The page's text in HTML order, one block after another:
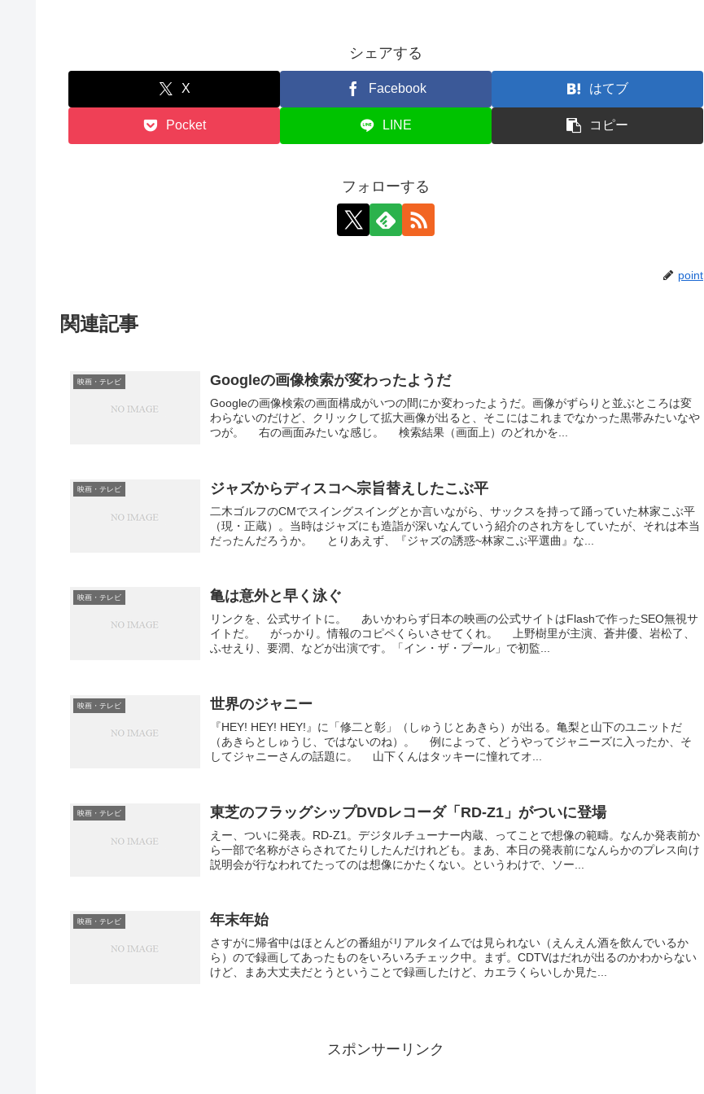
シェアする
X Facebook はてブ
Pocket LINE コピー
フォローする
point
関連記事
映画・テレビ Googleの画像検索が変わったようだ
Googleの画像検索の画面構成がいつの間にか変わったようだ。画像がずらりと並ぶところは変
わらないのだけど、クリックして拡大画像が出ると、そこにはこれまでなかった黒帯みたいなや
つが。 右の画面みたいな感じ。 検索結果（画面上）のどれかを...
映画・テレビ ジャズからディスコへ宗旨替えしたこぶ平
二木ゴルフのCMでスイングスイングとか言いながら、サックスを持って踊っていた林家こぶ平
（現・正蔵）。当時はジャズにも造詣が深いなんていう紹介のされ方をしていたが、それは本当
だったんだろうか。 とりあえず、『ジャズの誘惑~林家こぶ平選曲』な...
映画・テレビ 亀は意外と早く泳ぐ
リンクを、公式サイトに。 あいかわらず日本の映画の公式サイトはFlashで作ったSEO無視サ
イトだ。 がっかり。情報のコピペくらいさせてくれ。 上野樹里が主演、蒼井優、岩松了、
ふせえり、要潤、などが出演です。「イン・ザ・プール」で初監...
映画・テレビ 世界のジャニー
『HEY! HEY! HEY!』に「修二と彰」（しゅうじとあきら）が出る。亀梨と山下のユニットだ
（あきらとしゅうじ、ではないのね）。 例によって、どうやってジャニーズに入ったか、そ
してジャニーさんの話題に。 山下くんはタッキーに憧れてオ...
映画・テレビ 東芝のフラッグシップDVDレコーダ「RD-Z1」がついに登場
えー、ついに発表。RD-Z1。デジタルチューナー内蔵、ってことで想像の範疇。なんか発表前か
ら一部で名称がさらされてたりしたんだけれども。まあ、本日の発表前になんらかのプレス向け
説明会が行なわれてたってのは想像にかたくない。というわけで、ソー...
映画・テレビ 年末年始
さすがに帰省中はほとんどの番組がリアルタイムでは見られない（えんえん酒を飲んでいるか
ら）ので録画してあったものをいろいろチェック中。まず。CDTVはだれが出るのかわからない
けど、まあ大丈夫だとうということで録画したけど、カエラくらいしか見た...
スポンサーリンク